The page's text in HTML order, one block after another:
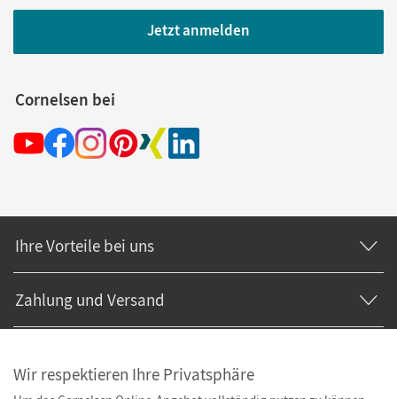
Jetzt anmelden
Cornelsen bei
Ihre Vorteile bei uns
Zahlung und Versand
Wir respektieren Ihre Privatsphäre